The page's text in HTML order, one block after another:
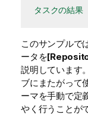
タスクの結果
このサンプルで
ータを
説明しています
ブにまたがって
ーマを手動で定
やく行うことが